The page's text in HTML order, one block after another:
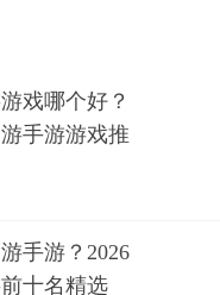
戏哪个好？
手游游戏推
手游？2026
十名精选